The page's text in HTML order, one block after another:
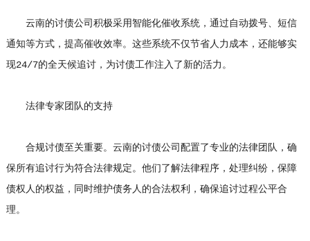
云南的讨债公司积极采用智能化催收系统，通过自动拨号、短信
通知等方式，提高催收效率。这些系统不仅节省人力成本，还能够实
现24/7的全天候追讨，为讨债工作注入了新的活力。
法律专家团队的支持
合规讨债至关重要。云南的讨债公司配置了专业的法律团队，确
保所有追讨行为符合法律规定。他们了解法律程序，处理纠纷，保障
债权人的权益，同时维护债务人的合法权利，确保追讨过程公平合
理。